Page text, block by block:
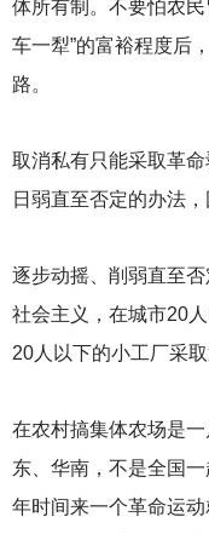
体所有制。不要怕农
车一犁”的富裕程度后
路。
取消私有只能采取革
日弱直至否定的办法
逐步动摇、削弱直至
社会主义，在城市20
20人以下的小工厂采取
在农村搞集体农场是
东、华南，不是全国
年时间来一个革命运